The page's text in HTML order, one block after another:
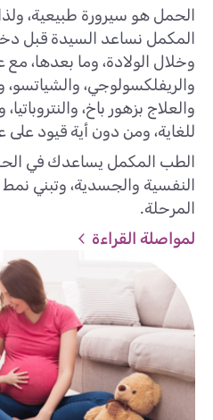
الحمل هو سيرورة طبيعية،
المكمل نساعد السيدة قبل
وخلال الولادة، وما بعدها، مع
والريفلكسولوجي، والشياتسو،
والعلاج بزهور باخ،
للغاية، ومن دون أية قيود
الطب المكمل يساعدك في
النفسية والجسدية، وتبني
المرحلة.
لمواصلة القراءة